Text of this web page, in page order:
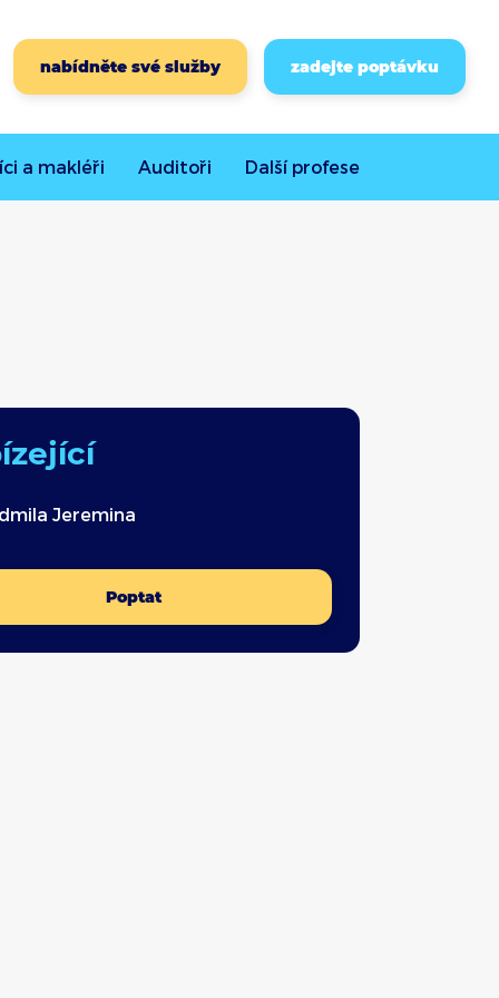
nabídněte své služby zadejte poptávku
a makléři Auditoři Dalšíprofese
Jeremina
Poptat